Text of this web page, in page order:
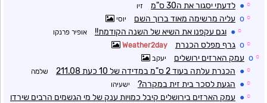
☼
● לדעתי יסגור את ה30 ס"מ זיו
☼
o עליה מרשימה מאוד ברוך השם יוסי
☼
● וגם עקפנו את השיא של השנה הקודמת!! אופיר פרנקו
☼
o גרף מפלס הכנרת Weather2day
☼
o עמק הארזים ירושלים יעקב
☼
● הכנרת עלתה בעוד 2 ס"מ במדידה של 10 כעת 211.08 שלמה
☼
● הגעת לסכר בית זית במקרה? ישעיהו
☼
● עמק הארזים בירושלים קיבל כמויות ענק של מי הגשמים הרבים שירדו